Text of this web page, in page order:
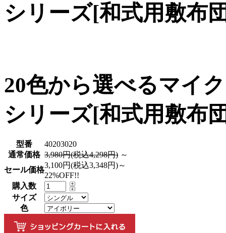
シリーズ[和式用敷布
20色から選べるマイ
シリーズ[和式用敷布
型番
40203020
通常価格 3,980円(税込4,298円) ～
セール価格
3,100円(税込3,348円)～
22%OFF!!
購入数
サイズ
色